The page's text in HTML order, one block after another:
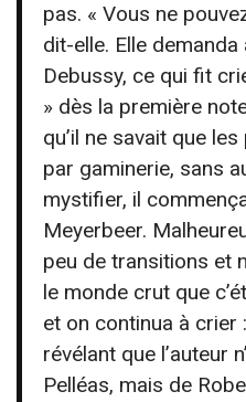
pas. « Vous ne
dit-elle. Elle
Debussy, ce qui fit
» dès la première
qu’il ne savait que
par gaminerie, sans
mystifier, il
Meyerbeer.
peu de transitions et
le monde crut que
et on continua à crier
révélant que l’auteur
Pelléas, mais de